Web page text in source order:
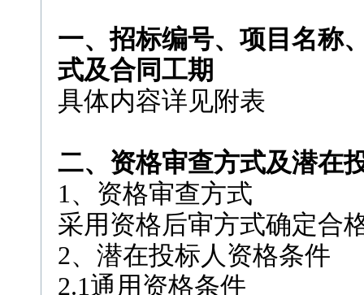
一、招标编号、项目名称
式及合同工期
具体内容详见附表
二、资格审查方式及潜在
1、资格审查方式
采用资格后审方式确定合
2、潜在投标人资格条件
2.1通用资格条件